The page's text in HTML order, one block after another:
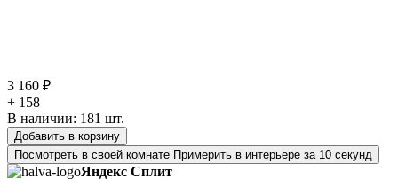
3 160 ₽
+ 158
В наличии: 181 шт.
Добавить в корзину
Посмотреть в своей комнате Примерить в интерьере за 10 секунд
Яндекс Сплит